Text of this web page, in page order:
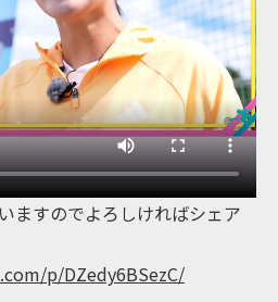
ますのでよろしければシェア
p/DZedy6BSezC/